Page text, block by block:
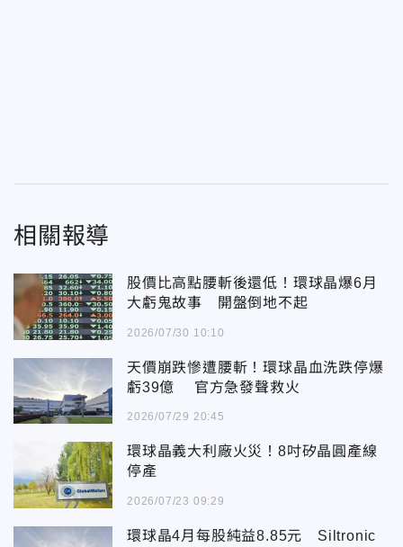
相關報導
股價比高點腰斬後還低！環球晶爆6月
大虧鬼故事 開盤倒地不起
2026/07/30 10:10
天價崩跌慘遭腰斬！環球晶血洗跌停爆
虧39億 官方急發聲救火
2026/07/29 20:45
環球晶義大利廠火災！8吋矽晶圓產線
停產
2026/07/23 09:29
環球晶4月每股純益8.85元 Siltronic